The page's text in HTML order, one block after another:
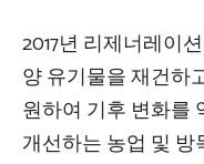
2017년 리제너레이
양 유기물을 재건하
원하여 기후 변화를
개선하는 농업 및 방